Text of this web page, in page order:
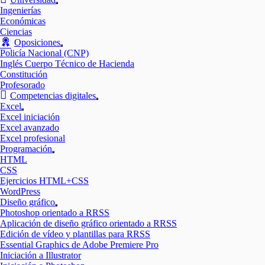
Mostrar
Ingenierías
Económicas
Ciencias
Oposiciones
Mostrar
el
submenú
Policía Nacional (CNP)
Inglés Cuerpo Técnico de Hacienda
Constitución
Profesorado
Competencias digitales
Mostrar
Excel
Mostrar
el
submenú
Excel iniciación
Excel avanzado
Excel profesional
Programación
Mostrar
HTML
CSS
Ejercicios HTML+CSS
WordPress
Diseño gráfico
Mostrar
el
submenú
Photoshop orientado a RRSS
Aplicación de diseño gráfico orientado a RRSS
Edición de vídeo y plantillas para RRSS
Essential Graphics de Adobe Premiere Pro
Iniciación a Illustrator